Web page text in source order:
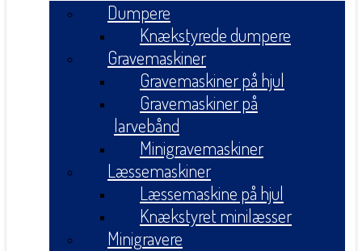
Dumpere
Knækstyrede dumpere
Gravemaskiner
Gravemaskiner på hjul
Gravemaskiner på
larvebånd
Minigravemaskiner
Læssemaskiner
Læssemaskine på hjul
Knækstyret minilæsser
Minigravere